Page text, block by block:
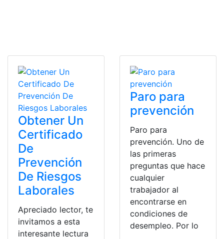
Obtener Un
Certificado
De
Prevención
De Riesgos
Laborales
Apreciado lector, te
invitamos a esta
interesante lectura
Paro para
prevención
Paro para
prevención. Uno de
las primeras
preguntas que hace
cualquier
trabajador al
encontrarse en
condiciones de
desempleo. Por lo